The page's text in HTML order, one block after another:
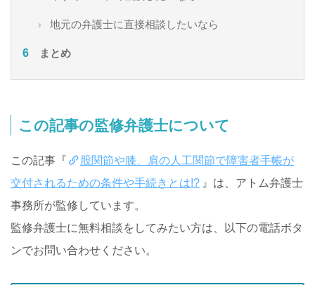
地元の弁護士に直接相談したいなら
まとめ
この記事の監修弁護士について
この記事『
股関節や膝、肩の人工関節で障害者手帳が
交付されるための条件や手続きとは!? 』は、アトム弁護士
事務所が監修しています。
監修弁護士に無料相談をしてみたい方は、以下の電話ボタ
ンでお問い合わせください。